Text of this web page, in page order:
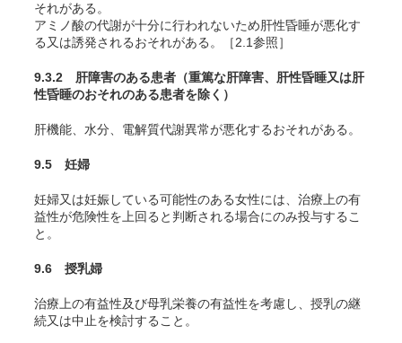
それがある。
アミノ酸の代謝が十分に行われないため肝性昏睡が悪化す
る又は誘発されるおそれがある。［2.1参照］
9.3.2 肝障害のある患者（重篤な肝障害、肝性昏睡又は肝
性昏睡のおそれのある患者を除く）
肝機能、水分、電解質代謝異常が悪化するおそれがある。
9.5 妊婦
妊婦又は妊娠している可能性のある女性には、治療上の有
益性が危険性を上回ると判断される場合にのみ投与するこ
と。
9.6 授乳婦
治療上の有益性及び母乳栄養の有益性を考慮し、授乳の継
続又は中止を検討すること。